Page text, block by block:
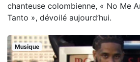
chanteuse colombienne, « No Me
Tanto », dévoilé aujourd’hui.
Musique